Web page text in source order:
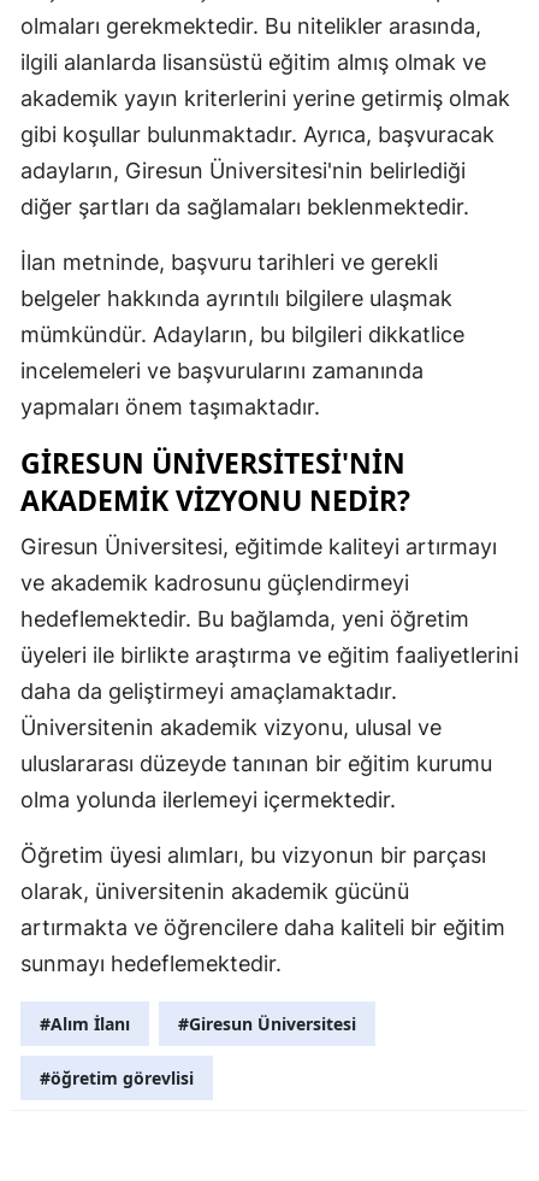
Konya
Kütahya
Malatya
Manisa
Mardin
Muğla
Sakarya
Siirt
Tokat
olmaları gerekmektedir. Bu nitelikler arasında,
ilgili alanlarda lisansüstü eğitim almış olmak ve
akademik yayın kriterlerini yerine getirmiş olmak
gibi koşullar bulunmaktadır. Ayrıca, başvuracak
adayların, Giresun Üniversitesi'nin belirlediği
diğer şartları da sağlamaları beklenmektedir.
İlan metninde, başvuru tarihleri ve gerekli
belgeler hakkında ayrıntılı bilgilere ulaşmak
mümkündür. Adayların, bu bilgileri dikkatlice
incelemeleri ve başvurularını zamanında
yapmaları önem taşımaktadır.
GIRESUN ÜNIVERSITESI'NIN
AKADEMIK VIZYONU NEDIR?
Giresun Üniversitesi, eğitimde kaliteyi artırmayı
ve akademik kadrosunu güçlendirmeyi
hedeflemektedir. Bu bağlamda, yeni öğretim
üyeleri ile birlikte araştırma ve eğitim faaliyetlerini
daha da geliştirmeyi amaçlamaktadır.
Üniversitenin akademik vizyonu, ulusal ve
uluslararası düzeyde tanınan bir eğitim kurumu
olma yolunda ilerlemeyi içermektedir.
Öğretim üyesi alımları, bu vizyonun bir parçası
olarak, üniversitenin akademik gücünü
artırmakta ve öğrencilere daha kaliteli bir eğitim
sunmayı hedeflemektedir.
#Alım İlanı #Giresun Üniversitesi
#öğretim görevlisi